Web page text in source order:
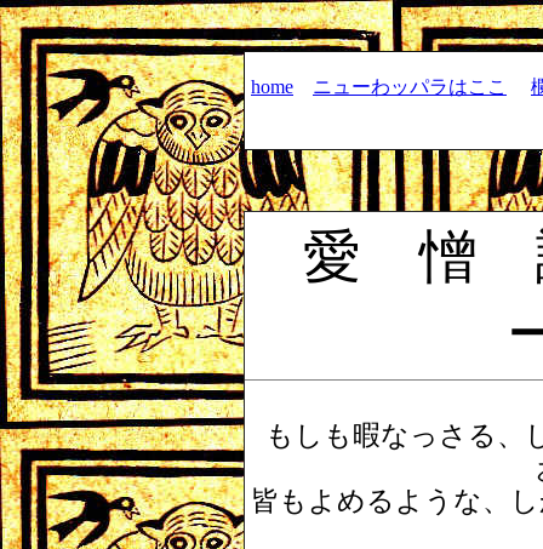
home ニューわッパラはここ
愛 憎
もしも暇なっさる、
皆もよめるような、